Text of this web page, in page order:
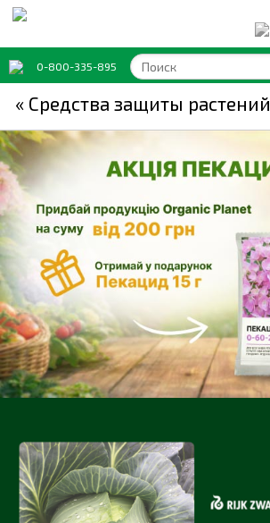
0-800-335-895
« Средства защиты растений